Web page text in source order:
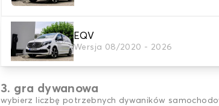
EQV
Wersja 08/2020 - 2026
2. Materiał
wybierz materiał dywanika samochodowego
3. gra dywanowa
wybierz liczbę potrzebnych dywaników